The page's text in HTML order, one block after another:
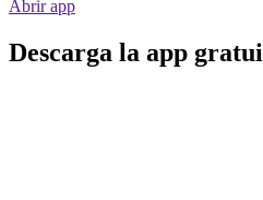
Abrir app
Descarga la app